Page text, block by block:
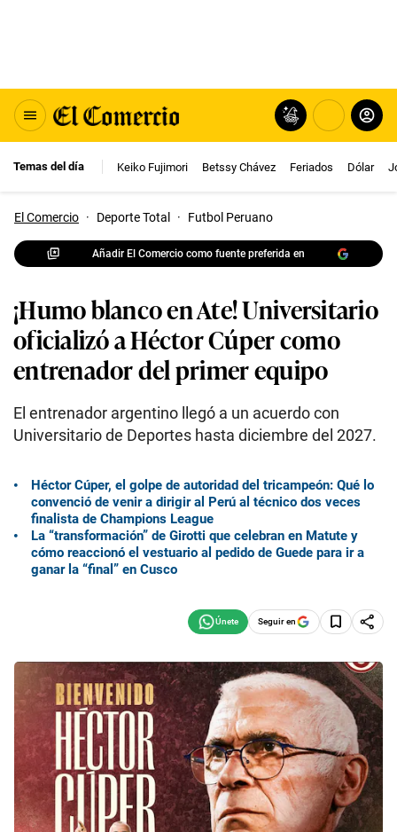
Temas del día Keiko Fujimori Betssy Chávez Feriados Dólar
El Comercio · Deporte Total · Futbol Peruano
Añadir El Comercio como fuente preferida en
¡Humo blanco en Ate! Universitario
oficializó a Héctor Cúper como
entrenador del primer equipo
El entrenador argentino llegó a un acuerdo con
Universitario de Deportes hasta diciembre del 2027.
Héctor Cúper, el golpe de autoridad del tricampeón: Qué lo
convenció de venir a dirigir al Perú al técnico dos veces
finalista de Champions League
La “transformación” de Girotti que celebran en Matute y
cómo reaccionó el vestuario al pedido de Guede para ir a
ganar la “final” en Cusco
Seguir en